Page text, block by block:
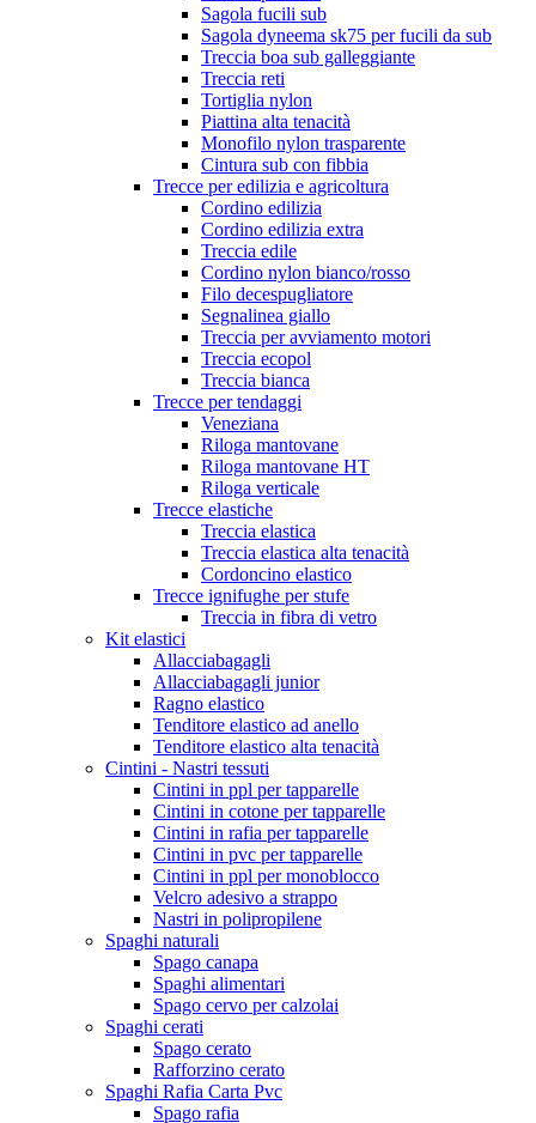
Sagola fucili sub
Sagola dyneema sk75 per fucili da sub
Treccia boa sub galleggiante
Treccia reti
Tortiglia nylon
Piattina alta tenacità
Monofilo nylon trasparente
Cintura sub con fibbia
Trecce per edilizia e agricoltura
Cordino edilizia
Cordino edilizia extra
Treccia edile
Cordino nylon bianco/rosso
Filo decespugliatore
Segnalinea giallo
Treccia per avviamento motori
Treccia ecopol
Treccia bianca
Trecce per tendaggi
Veneziana
Riloga mantovane
Riloga mantovane HT
Riloga verticale
Trecce elastiche
Treccia elastica
Treccia elastica alta tenacità
Cordoncino elastico
Trecce ignifughe per stufe
Treccia in fibra di vetro
Kit elastici
Allacciabagagli
Allacciabagagli junior
Ragno elastico
Tenditore elastico ad anello
Tenditore elastico alta tenacità
Cintini - Nastri tessuti
Cintini in ppl per tapparelle
Cintini in cotone per tapparelle
Cintini in rafia per tapparelle
Cintini in pvc per tapparelle
Cintini in ppl per monoblocco
Velcro adesivo a strappo
Nastri in polipropilene
Spaghi naturali
Spago canapa
Spaghi alimentari
Spago cervo per calzolai
Spaghi cerati
Spago cerato
Rafforzino cerato
Spaghi Rafia Carta Pvc
Spago rafia